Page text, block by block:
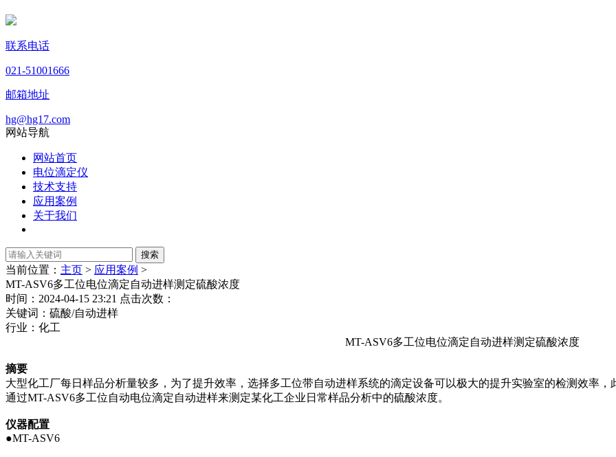
联系电话
021-51001666
邮箱地址
hg@hg17.com
网站导航
网站首页
电位滴定仪
技术支持
应用案例
关于我们
当前位置： 主页 > 应用案例 >
MT-ASV6多工位电位滴定自动进样测定硫酸浓度
时间：2024-04-15 23:21 点击次数：
关键词：硫酸/自动进样
行业：化工
MT-ASV6多工位电位滴定自动进样测定硫酸浓度
摘要
大型化工厂每日样品分析量较多，为了提升效率，选择多工位带自动进样系统的滴定设备可以极大的提升实验室的检测效率
通过MT-ASV6多工位自动电位滴定自动进样来测定某化工企业日常样品分析中的硫酸浓度。
仪器配置
●MT-ASV6